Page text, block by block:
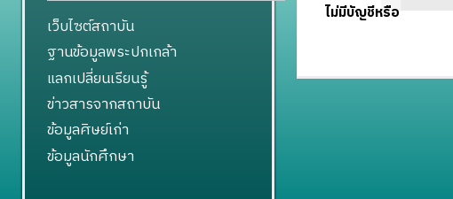
ไม่มีบัญชีหรือ
เว็บไซต์สถาบัน
ฐานข้อมูลพระปกเกล้า
แลกเปลี่ยนเรียนรู้
ข่าวสารจากสถาบัน
ข้อมูลศิษย์เก่า
ข้อมูลนักศึกษา